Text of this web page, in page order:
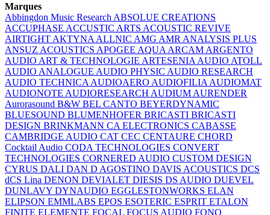
Marques
Abbingdon Music Research ABSOLUE CREATIONS
ACCUPHASE ACCUSTIC ARTS ACOUSTIC REVIVE
AIRTIGHT AKTYNA ALLNIC AMG AMR ANALYSIS PLUS
ANSUZ ACOUSTICS APOGEE AQUA ARCAM ARGENTO
AUDIO ART & TECHNOLOGIE ARTESENIA AUDIO ATOLL
AUDIO ANALOGUE AUDIO PHYSIC AUDIO RESEARCH
AUDIO TECHNICA AUDIOAERO AUDIOFILIA AUDIOMAT
AUDIONOTE AUDIORESEARCH AUDIUM AURENDER
Aurorasound B&W BEL CANTO BEYERDYNAMIC
BLUESOUND BLUMENHOFER BRICASTI BRICASTI
DESIGN BRINKMANN CA ELECTRONICS CABASSE
CAMBRIDGE AUDIO CAT CEC CENTAURE CHORD
Cocktail Audio CODA TECHNOLOGIES CONVERT
TECHNOLOGIES CORNERED AUDIO CUSTOM DESIGN
CYRUS DALI DAN D AGOSTINO DAVIS ACOUSTICS DCS
dCS Lina DENON DEVIALET DIESIS DS AUDIO DUEVEL
DUNLAVY DYNAUDIO EGGLESTONWORKS ELAN
ELIPSON EMMLABS EPOS ESOTERIC ESPRIT ETALON
FINITE ELEMENTE FOCAL FOCUS AUDIO FONO